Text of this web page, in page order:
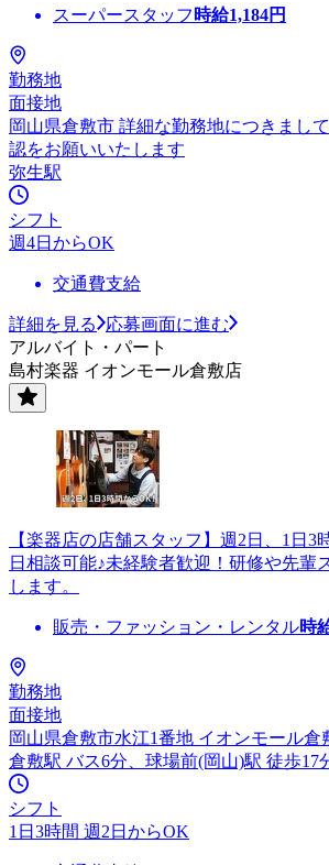
スーパースタッフ 時給1,184円
勤務地
面接地
岡山県倉敷市 詳細な勤務地につきまし
認をお願いいたします
弥生駅
シフト
週4日からOK
交通費支給
詳細を見る
応募画面に進む
アルバイト・パート
島村楽器 イオンモール倉敷店
【楽器店の店舗スタッフ】週2日、1日3
日相談可能♪未経験者歓迎！研修や先輩
します。
販売・ファッション・レンタル時
勤務地
面接地
岡山県倉敷市水江1番地 イオンモール倉
倉敷駅 バス6分、球場前(岡山)駅 徒歩17
シフト
1日3時間 週2日からOK